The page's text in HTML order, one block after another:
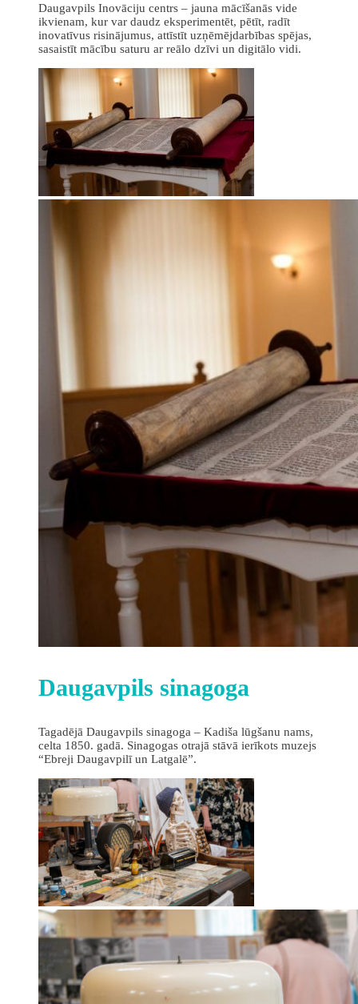
Daugavpils Inovāciju centrs – jauna mācīšanās vide
ikvienam, kur var daudz eksperimentēt, pētīt, radīt
inovatīvus risinājumus, attīstīt uzņēmējdarbības spējas,
sasaistīt mācību saturu ar reālo dzīvi un digitālo vidi.
Daugavpils sinagoga
Tagadējā Daugavpils sinagoga – Kadiša lūgšanu nams,
celta 1850. gadā. Sinagogas otrajā stāvā ierīkots muzejs
“Ebreji Daugavpilī un Latgalē”.